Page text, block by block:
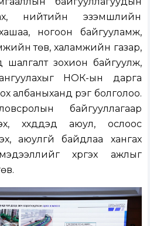
нийтийн эзэмшлийн
ногоон байгууламж,
төв, халамжийн газар,
шалгалт зохион байгуулж,
НОК-ын дарга
албаныханд үүрэг болголоо.
байгууллагаар
хүүхдүүдэд аюул, ослоос
аюулгүй байдлаа хангах
хүргэх ажлыг